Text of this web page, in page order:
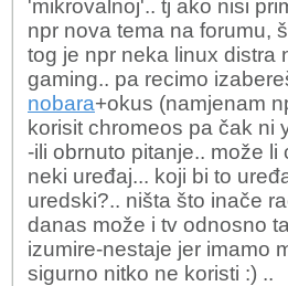
'mikrovalnoj'.. tj ako nisi
npr nova tema na forumu,
tog je npr neka linux distra
gaming.. pa recimo
nobara+okus (namjenam
korisit chromeos pa čak ni
-ili obrnuto pitanje.. može
neki uređaj... koji bi to
uredski?.. ništa što inače
danas može i tv odnosno
izumire-nestaje jer imamo
sigurno nitko ne koristi :) ..